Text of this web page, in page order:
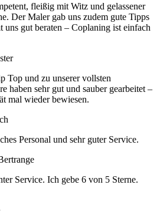
fleißig mit Witz und gelassener
Der Maler gab uns zudem gute Tipps
uns gut beraten – Coplaning ist einfach
Top und zu unserer vollsten
haben sehr gut und sauber gearbeitet –
mal wieder bewiesen.
Personal und sehr guter Service.
Service. Ich gebe 6 von 5 Sterne.